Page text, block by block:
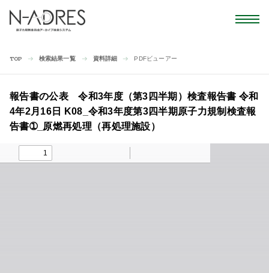
TOP 検索結果一覧 資料詳細 PDFビューアー
報告書の公表 令和3年度（第3四半期）検査報告書 令和
4年2月16日 K08_令和3年度第3四半期原子力規制検査報
告書➀_原燃再処理（再処理施設）